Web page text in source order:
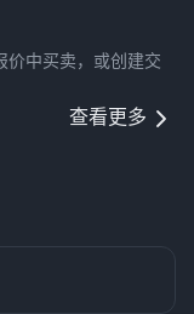
价中买卖，或创建交
查看更多